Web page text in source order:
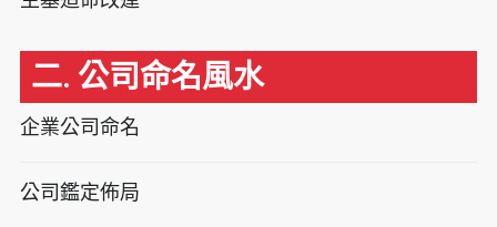
二. 公司命名風水
企業公司命名
公司鑑定佈局